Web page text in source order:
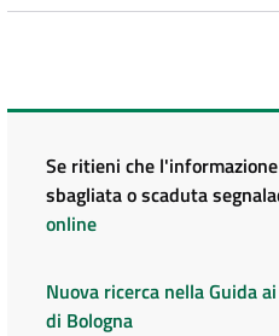
Se ritieni che
sbagliata o scaduta
online
Nuova ricerca nella Guida
di Bologna